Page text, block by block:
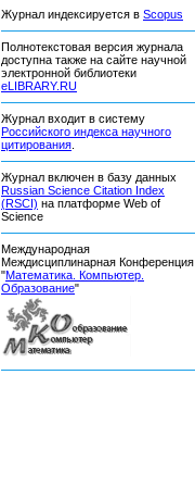
Журнал индексируется в Scopus
Полнотекстовая версия журнала
доступна также на сайте научной
электронной библиотеки
eLIBRARY.RU
Журнал входит в систему
Российского индекса научного
цитирования
Журнал включен в базу данных
Russian Science Citation Index
(RSCI) на платформе Web of
Science
Международная
Междисциплинарная Конференция
"Математика. Компьютер.
Образование"